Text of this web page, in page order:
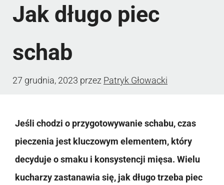
Jak długo piec
schab
27 grudnia, 2023 przez Patryk Głowacki
Jeśli chodzi o przygotowywanie schabu, czas
pieczenia jest kluczowym elementem, który
decyduje o smaku i konsystencji mięsa. Wielu
kucharzy zastanawia się, jak długo trzeba piec